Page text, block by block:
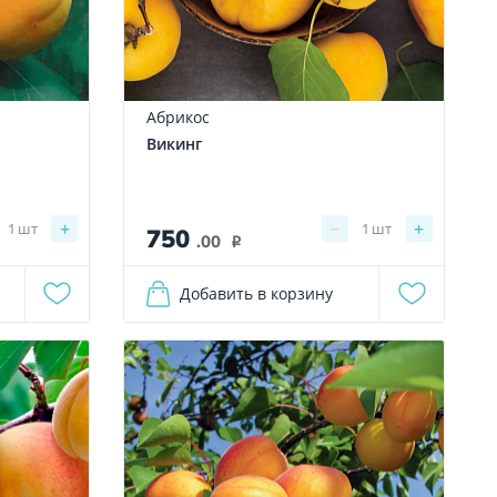
+
1 шт
Абрикос
Викинг
750.00 i
− +
1 шт
Добавить в корзину